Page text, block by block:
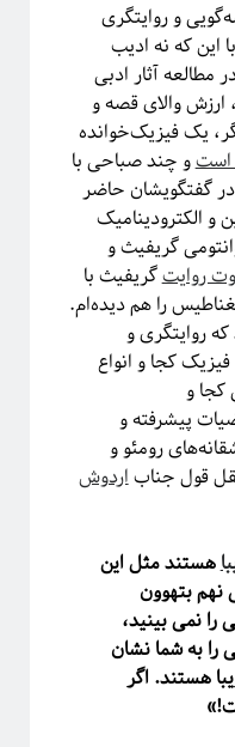
آغاز کنیم؟!
برای سیستم‌های پیچیده
و مهندسی
و نه دانشگاه!
برای جوگیرها نیست!
و روایتگری‌
این که نه ادیب
آثار ادبی
والای قصه و
یک فیزیک‌خوانده
استو چند صباحی با
گفتگویشان حاضر
و الکترودینامیک
گریفیث و
روایتگریفیث با
را هم دیده‌ام.
روایتگری و
کجا و انواع
کجا و
پیشرفته و
رومئو و
نقل قول جناباردوش
هستند مثل این
بتهوون
را نمی بینید،
را به شما نشان
هستند. اگر